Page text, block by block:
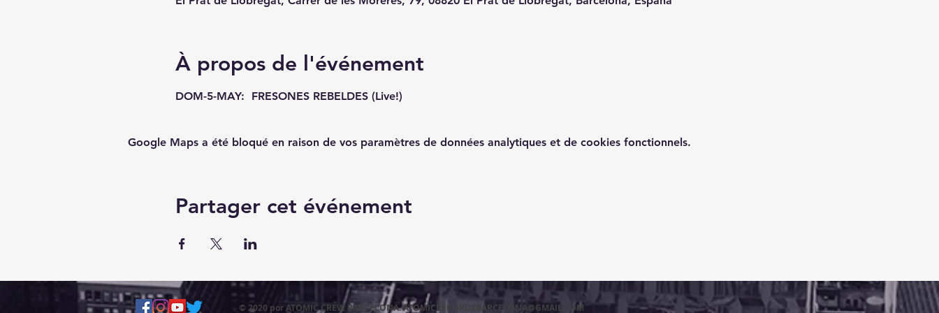
À propos de l'événement
DOM-5-MAY:  FRESONES REBELDES (Live!)
Google Maps a été bloqué en raison de vos paramètres de données analytiques et de cookies fonctionnels.
Partager cet événement
© 2020 por ATOMIC CREW BARCELONA.ATOMICRECORDSBARCELONA@GMAIL.COM